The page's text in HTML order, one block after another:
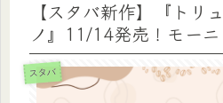
【スタバ新作】『トリ
ノ』11/14発売！モー
スタバ